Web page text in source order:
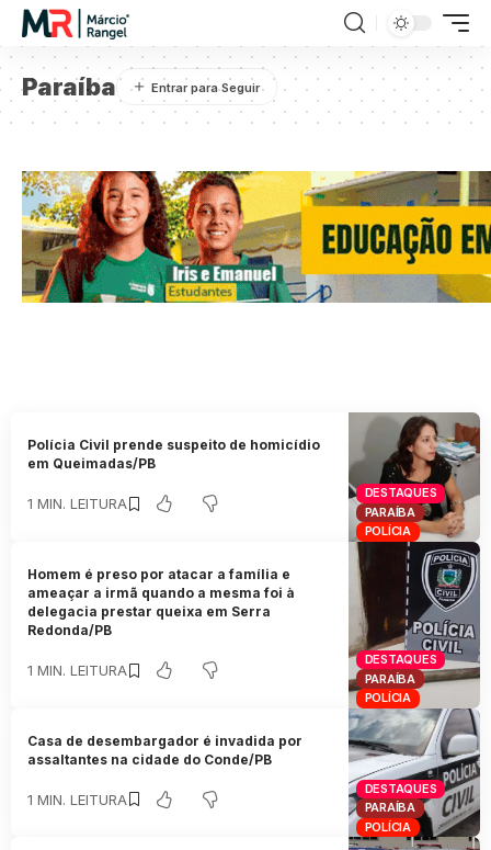
Paraíba
DESTAQUES
PARAÍBA
POLÍCIA
Polícia Civil prende suspeito de homicídio
em Queimadas/PB
1 MIN. LEITURA
DESTAQUES
PARAÍBA
POLÍCIA
Homem é preso por atacar a família e
ameaçar a irmã quando a mesma foi à
delegacia prestar queixa em Serra
Redonda/PB
1 MIN. LEITURA
DESTAQUES
PARAÍBA
POLÍCIA
Casa de desembargador é invadida por
assaltantes na cidade do Conde/PB
1 MIN. LEITURA